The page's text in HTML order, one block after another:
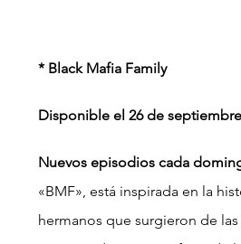
* Black Mafia Family
Disponible el 26 de septiembre
Nuevos episodios cada
«BMF», está inspirada en la
hermanos que surgieron de